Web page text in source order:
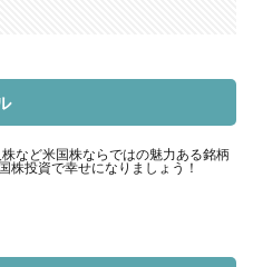
など米国株ならではの魅力ある銘柄
株投資で幸せになりましょう！